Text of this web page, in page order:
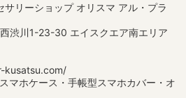
サリーショップ オリスマ アル・プラ
渋川1-23-30 エイスクエア南エリア
kusatsu.com/
マホケース・手帳型スマホカバー・オ